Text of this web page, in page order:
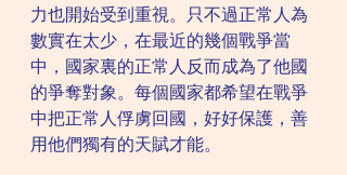
力也開始受到重視。只不過正常人為
數實在太少，在最近的幾個戰爭當
中，國家裏的正常人反而成為了他國
的爭奪對象。每個國家都希望在戰爭
中把正常人俘虜回國，好好保護，善
用他們獨有的天賦才能。